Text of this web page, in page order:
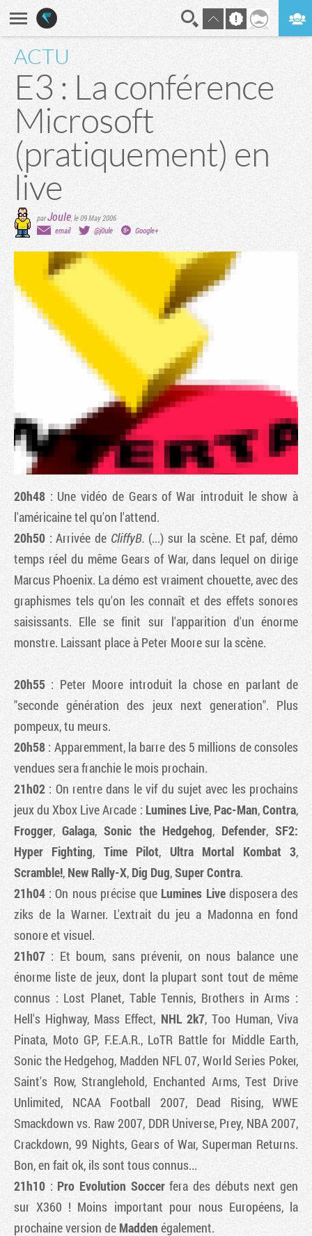
ACTU
E3 : La conférence
Microsoft
(pratiquement) en
live
parJoule,le 09 May 2006
email
@j0ule Google+
20h48 : Une vidéo de Gears of War introduit le show à
l'américaine tel qu'on l'attend.
20h50 : Arrivée de CliffyB. (...) sur la scène. Et paf, démo
temps réel du même Gears of War, dans lequel on dirige
Marcus Phoenix. La démo est vraiment chouette, avec des
graphismes tels qu'on les connaît et des effets sonores
saisissants. Elle se finit sur l'apparition d'un énorme
monstre. Laissant place à Peter Moore sur la scène.
20h55 : Peter Moore introduit la chose en parlant de
"seconde génération des jeux next generation". Plus
pompeux, tu meurs.
20h58 : Apparemment, la barre des 5 millions de consoles
vendues sera franchie le mois prochain.
21h02 : On rentre dans le vif du sujet avec les prochains
jeux du Xbox Live Arcade : Lumines Live, Pac-Man,Contra,
Frogger,Galaga,Sonic the Hedgehog, Defender,SF2:
Hyper Fighting, Time Pilot, Ultra Mortal Kombat 3,
Scramble!, New Rally-X, Dig Dug,Super Contra.
21h04 : On nous précise que Lumines Livedisposera des
ziks de la Warner. L'extrait du jeu a Madonna en fond
sonore et visuel.
21h07 : Et boum, sans prévenir, on nous balance une
énorme liste de jeux, dont la plupart sont tout de même
connus : Lost Planet, Table Tennis, Brothers in Arms :
Hell's Highway, Mass Effect, NHL 2k7, Too Human, Viva
Pinata, Moto GP, F.E.A.R., LoTR Battle for Middle Earth,
Sonic the Hedgehog, Madden NFL 07, World Series Poker,
Saint's Row, Stranglehold, Enchanted Arms, Test Drive
Unlimited, NCAA Football 2007, Dead Rising, WWE
Smackdown vs. Raw 2007, DDR Universe, Prey, NBA 2007,
Crackdown, 99 Nights, Gears of War, Superman Returns.
Bon, en fait ok, ils sont tous connus...
21h10 : Pro Evolution Soccerfera des débuts next gen
sur X360 ! Moins important pour nous Européens, la
prochaine version de Madden également.
Tribune